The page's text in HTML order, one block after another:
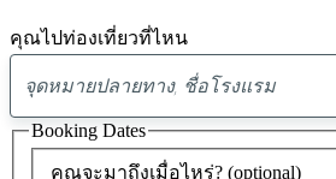
คุณไปท่องเที่ยวที่ไหน
คุณจะมาถึงเมื่อไหร่? (optional)
Booking Dates